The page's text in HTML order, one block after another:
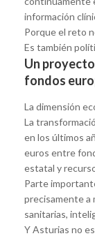
información
Porque el reto
Es también
Un
fondos
La dimensión
La
en los últimos
euros entre
estatal y
Parte
precisamente a
sanitarias,
Y Asturias no